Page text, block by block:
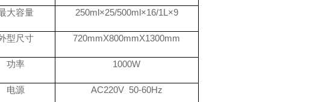
大容量 250ml×25/500ml×16/1L×9
型尺寸 720mmX800mmX1300mm
功率 1000W
电源 AC220V 50-60Hz